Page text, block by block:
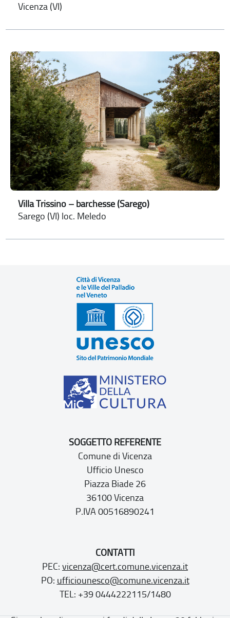
Vicenza (VI)
Villa Trissino – barchesse (Sarego)
Sarego (VI) loc. Meledo
SOGGETTO REFERENTE
Comune di Vicenza
Ufficio Unesco
Piazza Biade 26
36100 Vicenza
P.IVA 00516890241
CONTATTI
PEC: vicenza@cert.comune.vicenza.it
PO: ufficiounesco@comune.vicenza.it
TEL: +39 0444222115/1480